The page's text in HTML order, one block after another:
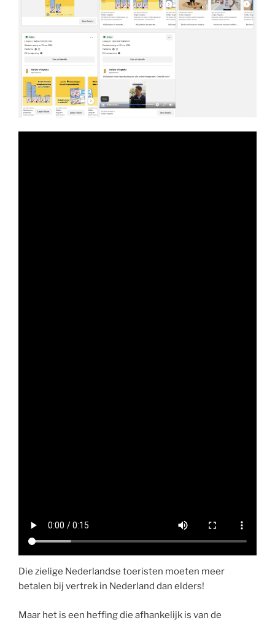
Die zielige Nederlandse toeristen moeten meer
betalen bij vertrek in Nederland dan elders!
Maar het is een heffing die afhankelijk is van de